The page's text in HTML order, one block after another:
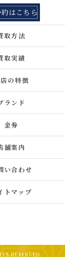
はこちら
取方法
取実績
の特徴
ランド
金券
舗案内
い合わせ
トマップ
RESERVED.